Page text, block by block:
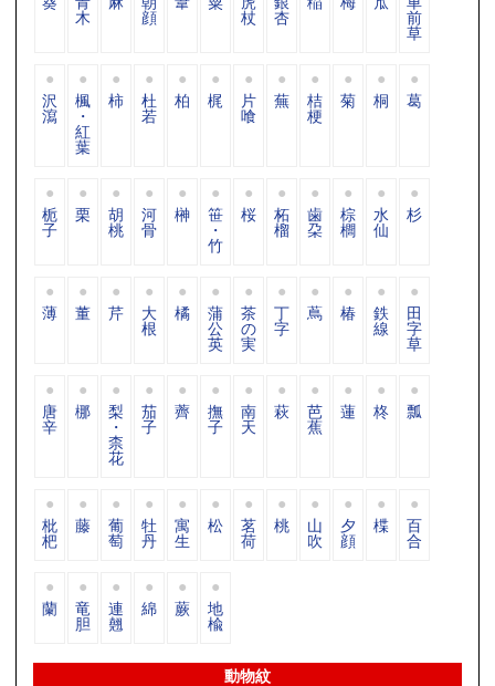
木 顔 杖 杏 前
草
沢
瀉
楓
・
紅
葉
柿 杜
若
柏 梶 片
喰
蕪 桔
梗
菊 桐 葛
栀
子
栗 胡
桃
河
骨
榊 笹
・
竹
桜 柘
榴
歯
朶
棕
櫚
水
仙
杉
薄 董 芹 大
根
橘 蒲
公
英
茶
の
実
丁
字
蔦 椿 鉄
線
田
字
草
唐
辛
梛 梨
・
柰
花
茄
子
薺 撫
子
南
天
萩 芭
蕉
蓮 柊 瓢
枇
杷
藤 葡
萄
牡
丹
寓
生
松 茗
荷
桃 山
吹
夕
顔
楪 百
合
蘭 竜
胆
連
翹
綿 蕨 地
楡
動物紋